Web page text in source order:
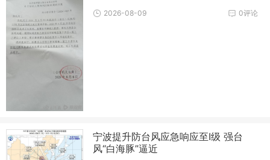
0评论
2026-08-09
宁波提升防台风应急响应至Ⅰ级 强台
风“白海豚”逼近